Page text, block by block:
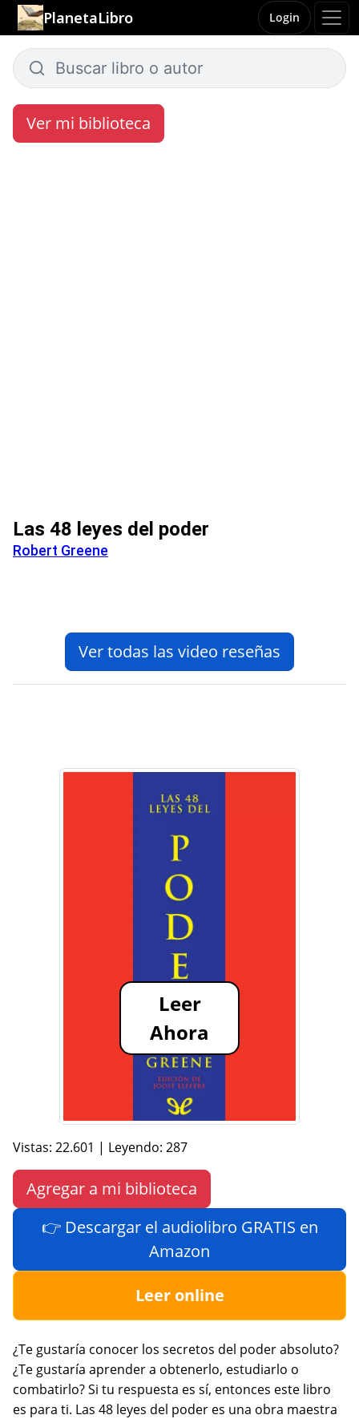
PlanetaLibro Login
Ver mi biblioteca
Las 48 leyes del poder
Robert Greene
Ver todas las video reseñas
Leer
Ahora
Vistas: 22.601 | Leyendo: 287
Agregar a mi biblioteca
👉 Descargar el audiolibro GRATIS en
Amazon
Leer online
¿Te gustaría conocer los secretos del poder absoluto?
¿Te gustaría aprender a obtenerlo, estudiarlo o
combatirlo? Si tu respuesta es sí, entonces este libro
es para ti. Las 48 leyes del poder es una obra maestra